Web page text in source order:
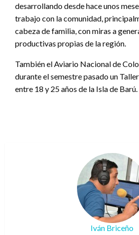
desarrollando desde hace unos
trabajo con la comunidad,
cabeza de familia, con miras a
productivas propias de la región.
También el Aviario Nacional de
durante el semestre pasado un
entre 18 y 25 años de la Isla de Barú.
Iván Briceño